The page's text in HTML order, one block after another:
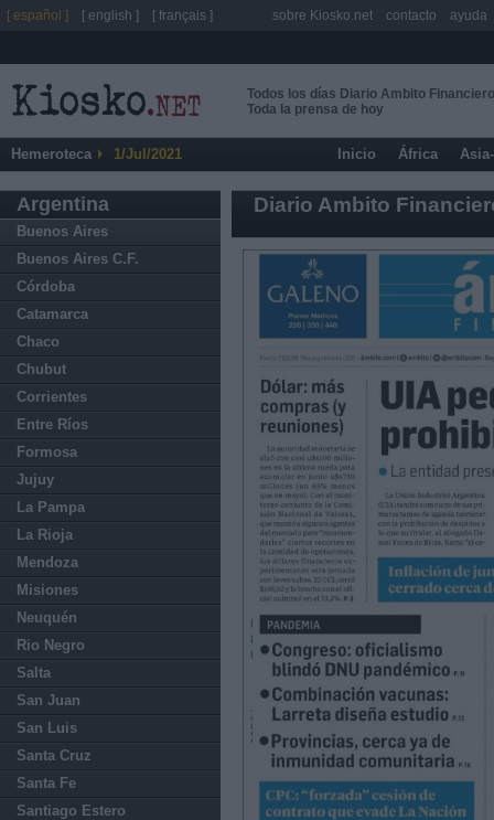
Todos los días Diario Ambito Financiero
Toda la prensa de hoy
Hemeroteca 1/Jul/2021 Inicio África
Argentina
Buenos Aires
Buenos Aires C.F.
Córdoba
Catamarca
Chaco
Chubut
Corrientes
Entre Ríos
Formosa
Jujuy
La Pampa
La Rioja
Mendoza
Misiones
Neuquén
Rio Negro
Salta
San Juan
San Luis
Santa Cruz
Santa Fe
Santiago Estero
Diario Ambito
[ español ] [ english ] [ français ] sobre Kiosko.net contacto ayuda